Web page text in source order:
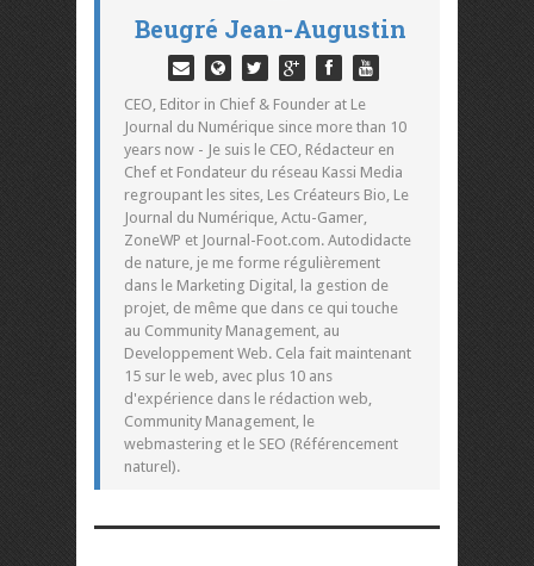
Beugré Jean-Augustin
CEO, Editor in Chief & Founder at Le
Journal du Numérique since more than 10
years now - Je suis le CEO, Rédacteur en
Chef et Fondateur du réseau Kassi Media
regroupant les sites, Les Créateurs Bio, Le
Journal du Numérique, Actu-Gamer,
ZoneWP et Journal-Foot.com. Autodidacte
de nature, je me forme régulièrement
dans le Marketing Digital, la gestion de
projet, de même que dans ce qui touche
au Community Management, au
Developpement Web. Cela fait maintenant
15 sur le web, avec plus 10 ans
d'expérience dans le rédaction web,
Community Management, le
webmastering et le SEO (Référencement
naturel).